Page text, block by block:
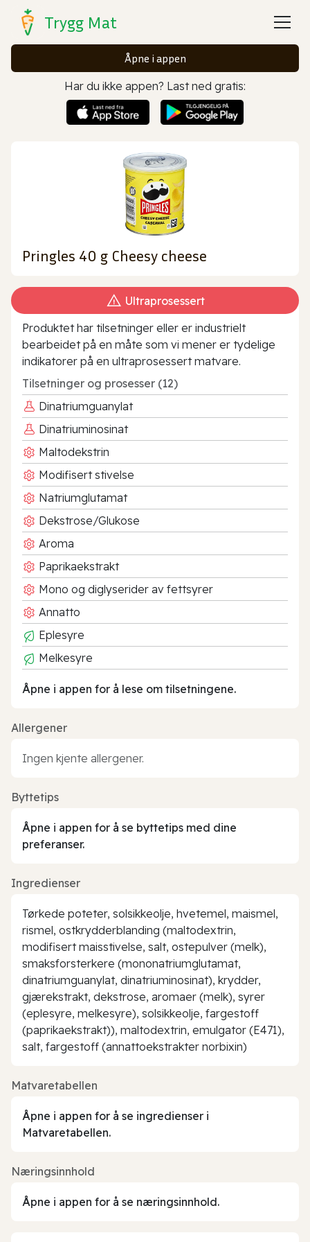
Trygg Mat
Åpne i appen
Har du ikke appen? Last ned gratis:
Pringles 40 g Cheesy cheese
Ultraprosessert
Produktet har tilsetninger eller er industrielt
bearbeidet på en måte som vi mener er tydelige
indikatorer på en ultraprosessert matvare.
Tilsetninger og prosesser (12)
Dinatriumguanylat
Dinatriuminosinat
Maltodekstrin
Modifisert stivelse
Natriumglutamat
Dekstrose/Glukose
Aroma
Paprikaekstrakt
Mono og diglyserider av fettsyrer
Annatto
Eplesyre
Melkesyre
Åpne i appen for å lese om tilsetningene.
Allergener
Ingen kjente allergener.
Byttetips
Åpne i appen for å se byttetips med dine
preferanser.
Ingredienser
Tørkede poteter, solsikkeolje, hvetemel, maismel,
rismel, ostkrydderblanding (maltodextrin,
modifisert maisstivelse, salt, ostepulver (melk),
smaksforsterkere (mononatriumglutamat,
dinatriumguanylat, dinatriuminosinat), krydder,
gjærekstrakt, dekstrose, aromaer (melk), syrer
(eplesyre, melkesyre), solsikkeolje, fargestoff
(paprikaekstrakt)), maltodextrin, emulgator (E471),
salt, fargestoff (annattoekstrakter norbixin)
Matvaretabellen
Åpne i appen for å se ingredienser i
Matvaretabellen.
Næringsinnhold
Åpne i appen for å se næringsinnhold.